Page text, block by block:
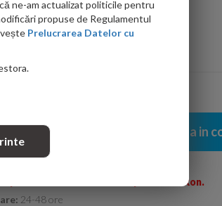
RON
Adauga in
GRATUIT la comenzi peste 600 Ron.
24-48 ore
ne-am actualizat politicile pentru
propuse de Regulamentul
Prelucrarea Datelor cu